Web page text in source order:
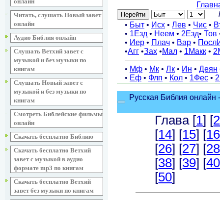
Читать, слушать Новый завет
онлайн
Аудио Библия онлайн
Слушать Ветхий завет с
музыкой и без музыки по
книгам
Слушать Новый завет с
музыкой и без музыки по
книгам
Смотреть Библейские фильмы
онлайн
Скачать бесплатно Библию
Скачать бесплатно Ветхий
завет с музыкой в аудио
формате mp3 по книгам
Скачать бесплатно Ветхий
завет без музыки по книгам